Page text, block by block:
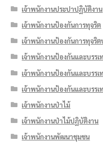
เจ้าพนักงานประปาปฏิบัติงาน
เจ้าพนักงานป้องกันการทุจริต
เจ้าพนักงานป้องกันการทุจริ
เจ้าพนักงานป้องกันและบรร
เจ้าพนักงานป้องกันและบรร
เจ้าพนักงานป้องกันและบรร
เจ้าพนักงานป่าไม้
เจ้าพนักงานป่าไม้ปฏิบัติงาน
เจ้าพนักงานพัฒนาชุมชน